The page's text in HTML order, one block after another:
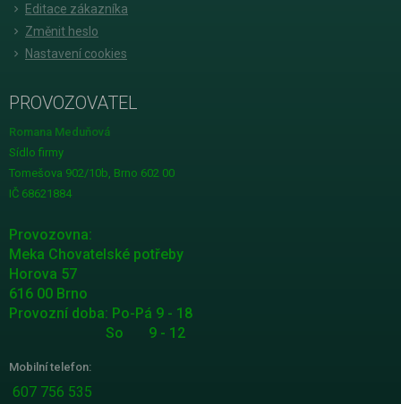
Editace zákazníka
Změnit heslo
Nastavení cookies
PROVOZOVATEL
Romana Meduňová
Sídlo firmy
Tomešova 902/10b, Brno 602 00
IČ 68621884
Provozovna:
Meka Chovatelské potřeby
Horova 57
616 00 Brno
Provozní doba: Po-Pá 9 - 18
So 9 - 12
Mobilní telefon:
607 756 535